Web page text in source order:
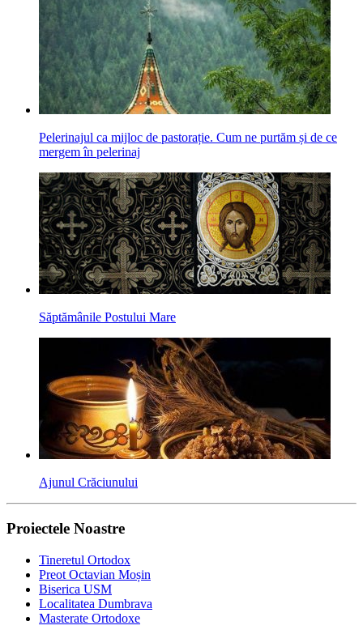
Pelerinajul ca mijloc de pastorație. Cum ne purtăm și de ce
mergem în pelerinaj
Săptămânile Postului Mare
Ajunul Crăciunului
Proiectele Noastre
Tineretul Ortodox
Preot Octavian Moșin
Biserica USM
Localitatea Dumbrava
Masterate Ortodoxe